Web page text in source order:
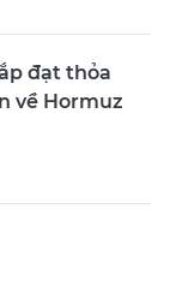
đạt thỏa
về Hormuz